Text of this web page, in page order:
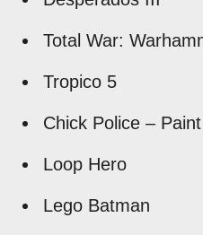
Total War:
Tropico 5
Chick Police –
Loop Hero
Lego Batman